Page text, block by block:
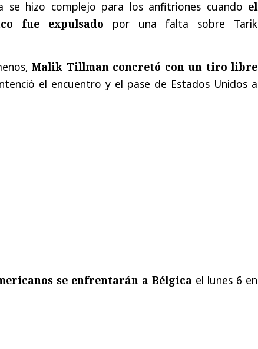
se hizo complejo para los anfitriones cuando el
fue expulsado por una falta sobre Tarik
Malik Tillman concretó con un tiro libre
el encuentro y el pase de Estados Unidos a
se enfrentarán a Bélgica el lunes 6 en